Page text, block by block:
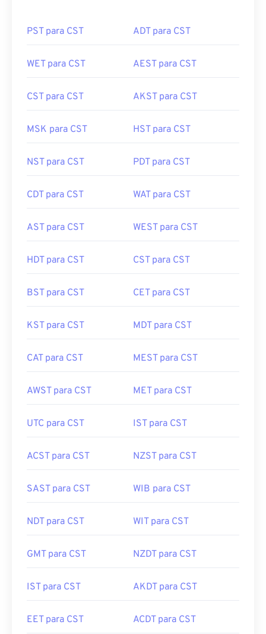
PST para CST ADT para CST
WET para CST AEST para CST
CST para CST AKST para CST
MSK para CST HST para CST
NST para CST PDT para CST
CDT para CST WAT para CST
AST para CST WEST para CST
HDT para CST CST para CST
BST para CST CET para CST
KST para CST MDT para CST
CAT para CST MEST para CST
AWST para CST MET para CST
UTC para CST IST para CST
ACST para CST NZST para CST
SAST para CST WIB para CST
NDT para CST WIT para CST
GMT para CST NZDT para CST
IST para CST AKDT para CST
EET para CST ACDT para CST